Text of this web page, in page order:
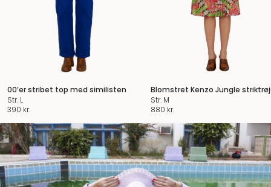
00’er stribet top med similisten
Str. L
390 kr.
Blomstret Kenzo Jungle
Str. M
880 kr.